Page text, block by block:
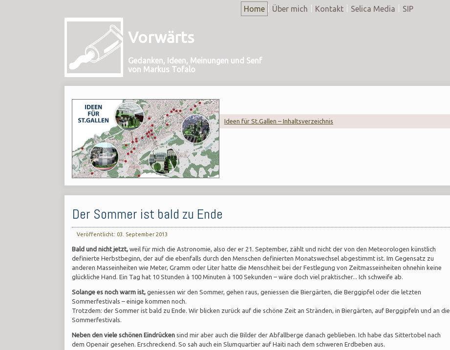
Home Über mich Kontakt Selica Media SIP
Vorwärts
Gedanken, Ideen, Meinungen und Senf
von Markus Tofalo
Ideen für St.Gallen – Inhaltsverzeichnis
Der Sommer ist bald zu Ende
Veröffentlicht: 03. September 2013
Bald und nicht jetzt, weil für mich die Astronomie, also der er 21. September, zählt und nicht der von den Meteorologen künstlich
definierte Herbstbeginn, der auf die ebenfalls durch den Menschen definierten Monatswechsel abgestimmt ist. Im Gegensatz zu
anderen Masseinheiten wie Meter, Gramm oder Liter hatte die Menschheit bei der Festlegung von Zeitmasseinheiten ohnehin keine
glückliche Hand. Ein Tag hat 10 Stunden à 100 Minuten à 100 Sekunden – wäre doch viel praktischer... Ich schweife ab.
Solange es noch warm ist, geniessen wir den Sommer, gehen raus, geniessen die Biergärten, die Berggipfel oder die letzten
Sommerfestivals – einige kommen noch.
Trotzdem: der Sommer ist bald zu Ende. Wir blicken zurück auf die schöne Zeit an Stränden, in Biergärten, auf Berggipfeln und an die
Sommerfestivals.
Neben den viele schönen Eindrücken sind mir aber auch die Bilder der Abfallberge danach geblieben. Ich habe das Sittertobel nach
dem Openair gesehen. Erschreckend. So sah auch ein Slumquartier auf Haiti nach dem schweren Erdbeben aus.